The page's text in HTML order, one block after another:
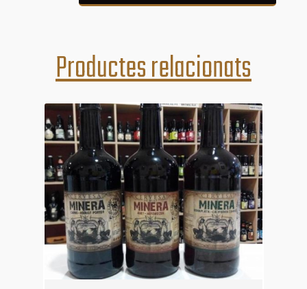
Productes relacionats
31
ag.